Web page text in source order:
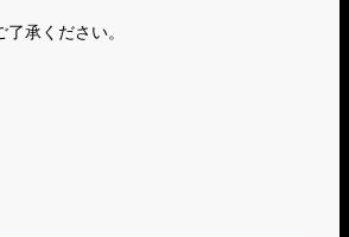
承ください。